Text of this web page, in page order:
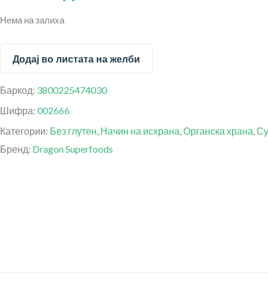
Нема на залиха
Додај во листата на желби
Баркод: 3800225474030
Шифра: 002666
Категории: Без глутен, Начин на исхрана,Органска храна,
Бренд: Dragon Superfoods